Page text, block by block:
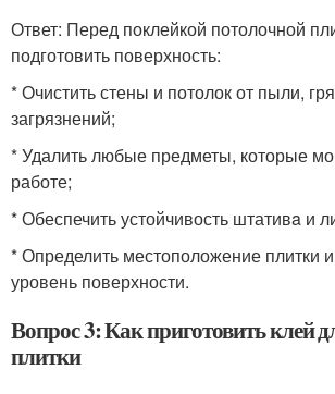
Ответ: Перед поклейкой потолочной
подготовить поверхность:
* Очистить стены и потолок от пыли,
загрязнений;
* Удалить любые предметы, которые
работе;
* Обеспечить устойчивость штативa и
* Определить местоположение плитки
уровень поверхности.
Вопрос 3: Как приготовить клей
плитки